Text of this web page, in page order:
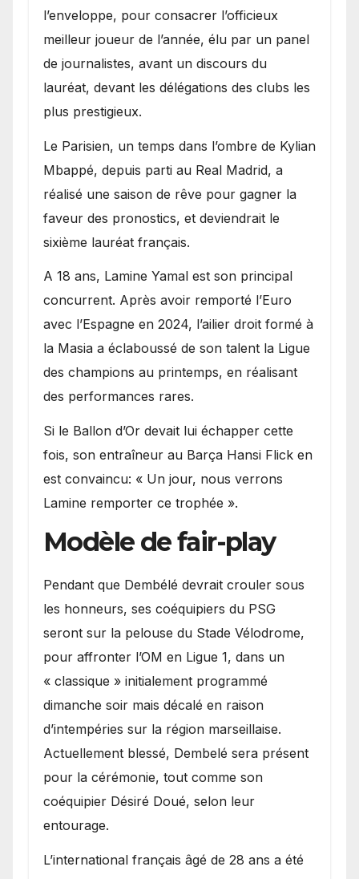
l’enveloppe, pour consacrer l’officieux
meilleur joueur de l’année, élu par un panel
de journalistes, avant un discours du
lauréat, devant les délégations des clubs les
plus prestigieux.
Le Parisien, un temps dans l’ombre de Kylian
Mbappé, depuis parti au Real Madrid, a
réalisé une saison de rêve pour gagner la
faveur des pronostics, et deviendrait le
sixième lauréat français.
A 18 ans, Lamine Yamal est son principal
concurrent. Après avoir remporté l’Euro
avec l’Espagne en 2024, l’ailier droit formé à
la Masia a éclaboussé de son talent la Ligue
des champions au printemps, en réalisant
des performances rares.
Si le Ballon d’Or devait lui échapper cette
fois, son entraîneur au Barça Hansi Flick en
est convaincu: « Un jour, nous verrons
Lamine remporter ce trophée ».
Modèle de fair-play
Pendant que Dembélé devrait crouler sous
les honneurs, ses coéquipiers du PSG
seront sur la pelouse du Stade Vélodrome,
pour affronter l’OM en Ligue 1, dans un
« classique » initialement programmé
dimanche soir mais décalé en raison
d’intempéries sur la région marseillaise.
Actuellement blessé, Dembelé sera présent
pour la cérémonie, tout comme son
coéquipier Désiré Doué, selon leur
entourage.
L’international français âgé de 28 ans a été